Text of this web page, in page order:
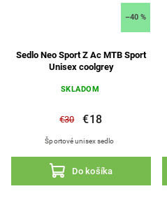
–40 %
Sedlo Neo Sport Z Ac MTB Sport
Unisex coolgrey
SKLADOM
€30 €18
Do košíka
Športové unisex sedlo